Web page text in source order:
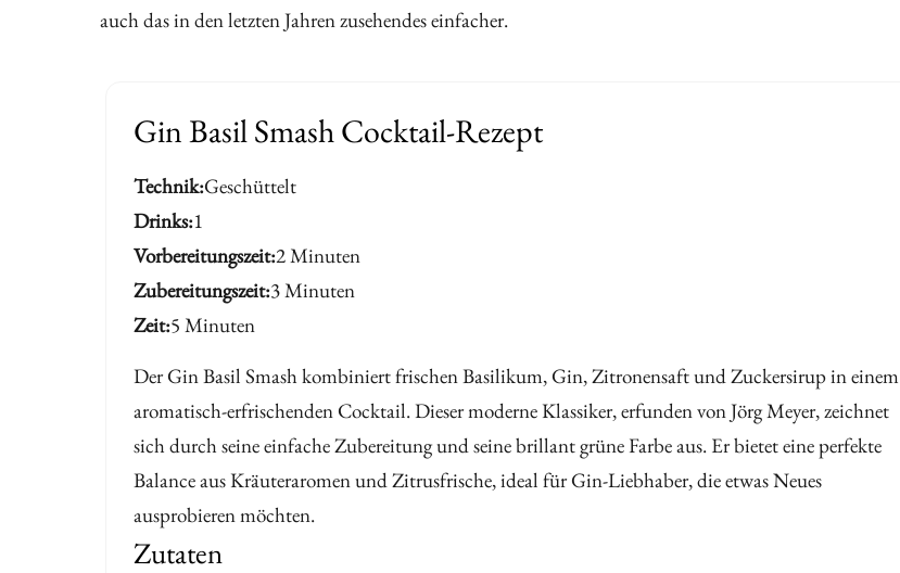
auch das in den letzten Jahren zusehendes einfacher.
Gin Basil Smash Cocktail-Rezept
Technik Geschüttelt
Drinks 1
Vorbereitungszeit 2 Minuten
Zubereitungszeit 3 Minuten
Zeit 5 Minuten
Der Gin Basil Smash kombiniert frischen Basilikum, Gin, Zitronensaft und Zuckersirup in einem
aromatisch-erfrischenden Cocktail. Dieser moderne Klassiker, erfunden von Jörg Meyer, zeichnet
sich durch seine einfache Zubereitung und seine brillant grüne Farbe aus. Er bietet eine perfekte
Balance aus Kräuteraromen und Zitrusfrische, ideal für Gin-Liebhaber, die etwas Neues
ausprobieren möchten.
Zutaten